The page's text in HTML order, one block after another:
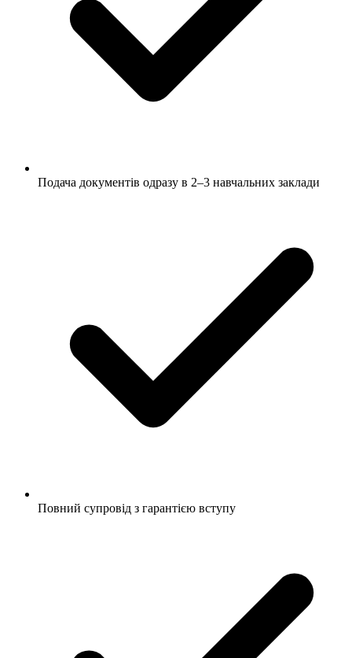
Подача документів одразу в 2–3 навчальних заклади
Повний супровід з гарантією вступу